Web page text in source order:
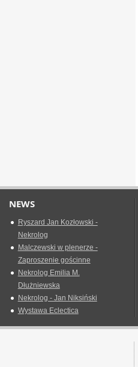
NEWS
Ryszard Jan Kozłowski -
Nekrolog
Malczewski w plenerze -
Zaproszenie gościnne
Nekrolog Emilia M.
Dłużniewska
Nekrolog - Jan Niksiński
Wystawa Eclectica